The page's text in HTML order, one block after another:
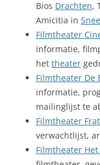
Bios Drachten,
Amicitia in
Filmtheater
informatie,
het theater
Filmtheater De
informatie,
mailinglijst te
Filmtheater
verwachtlijst,
Filmtheater